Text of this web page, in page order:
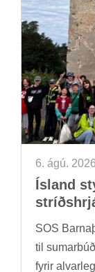
6. ágú. 2026
Ís­land
SOS
til
fyr­ir